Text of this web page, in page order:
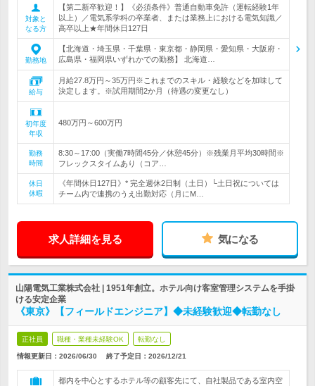
対象と
なる方
【第二新卒歓迎！】《必須条件》普通自動車免許（運転経験1年
以上）／電気系学科の卒業者、または業務上における電気知識／
高卒以上★年間休日127日
勤務地
【北海道・埼玉県・千葉県・東京都・静岡県・愛知県・大阪府・
広島県・福岡県いずれかでの勤務】 北海道…
給与
月給27.8万円～35万円※これまでのスキル・経験などを加味して
決定します。※試用期間2か月（待遇の変更なし）
初年度
年収
480万円～600万円
勤務
時間
8:30～17:00（実働7時間45分／休憩45分）※残業月平均30時間※
フレックスタイムあり（コア…
休日
休暇
《年間休日127日》* 完全週休2日制（土日）└土日祝については
チーム内で連携のうえ出勤対応（月にM…
求人詳細を見る 気になる
山陽電気工業株式会社 | 1951年創立。ホテル向け客室管理システムを手掛
ける安定企業
《東京》【フィールドエンジニア】◆未経験歓迎◆転勤なし
正社員 職種・業種未経験OK 転勤なし
情報更新日：2026/06/30 終了予定日： 2026/12/21
都内を中心とするホテル等の顧客先にて、自社製品である室内空